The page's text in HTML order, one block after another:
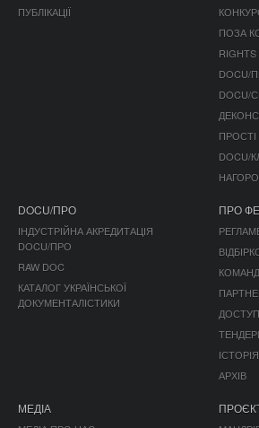
ПУБЛІКАЦІЇ
ПОЗА
RIGHTS
DOCU/
DOCU/
ПРОСТІ
DOCU/
DOCU/ПРО
ІНДУСТРІЙНА АКРЕДИТАЦІЯ
DOCU/ПРО
RAW DOC
КАТАЛОГ УКРАЇНСЬКОЇ
ДОКУМЕНТАЛІСТИКИ
ПРО
ІСТОРІЯ
АРХІВ
МЕДІА